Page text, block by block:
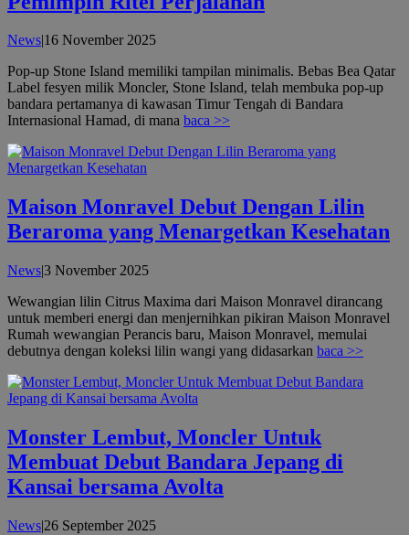
News 16 November 2025oleh
Pop-up Stone Island memiliki tampilan minimalis. Bebas Bea Qatar
Label fesyen milik Moncler, Stone Island, telah membuka pop-up
bandara pertamanya di kawasan Timur Tengah di Bandara
Internasional Hamad, di mana baca >>
Maison Monravel Debut Dengan Lilin
Beraroma yang Menargetkan Kesehatan
News|3 November 2025oleh
Wewangian lilin Citrus Maxima dari Maison Monravel dirancang
untuk memberi energi dan menjernihkan pikiran Maison Monravel
Rumah wewangian Perancis baru, Maison Monravel, memulai
debutnya dengan koleksi lilin wangi yang didasarkan baca >>
Monster Lembut, Moncler Untuk
Membuat Debut Bandara Jepang di
Kansai bersama Avolta
News|26 September 2025oleh